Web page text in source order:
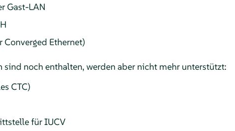
Gast-LAN
Converged Ethernet)
sind noch enthalten, werden aber nicht mehr unterstützt:
CTC)
für IUCV